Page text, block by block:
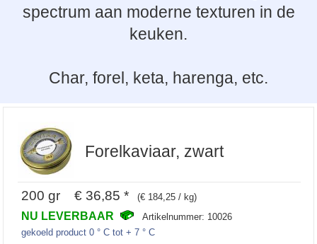
spectrum aan moderne texturen in de
keuken.
Char, forel, keta, harenga, etc.
Forelkaviaar, zwart
200 gr € 36,85 * (€ 184,25 / kg)
NU LEVERBAAR
Artikelnummer: 10026
gekoeld product 0 ° C tot + 7 ° C